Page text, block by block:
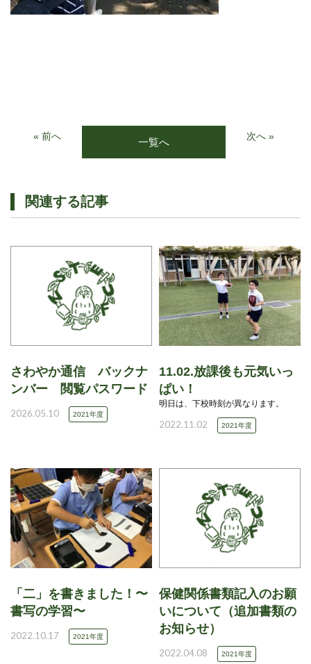
« 前へ 一覧へ 次へ »
関連する記事
さわやか通信 バックナ
ンバー 閲覧パスワード
2026.05.10 2021年度
11.02.放課後も元気いっ
ぱい！
明日は、下校時刻が異なります。
2022.11.02 2021年度
「二」を書きました！〜
書写の学習〜
2022.10.17 2021年度
保健関係書類記入のお願
いについて（追加書類の
お知らせ）
2022.04.08 2021年度